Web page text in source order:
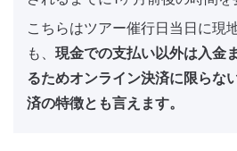
こちらはツアー催行日当日に現
も、 現金での支払い以外は入金
るためオンライン決済に限らな
済の特徴とも言えます。